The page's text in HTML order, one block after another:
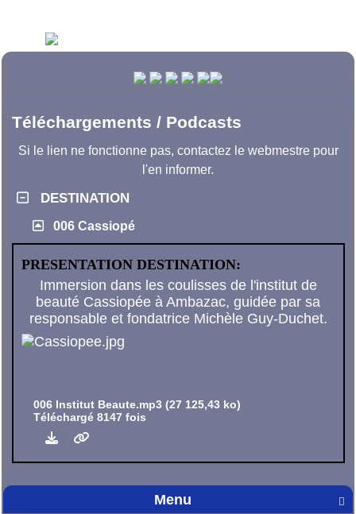

Menu
Téléchargements / Podcasts
Si le lien ne fonctionne pas, contactez le webmestre pour
l'en informer.
DESTINATION
006 Cassiopé
PRESENTATION DESTINATION:
Immersion dans les coulisses de l'institut de
beauté Cassiopée à Ambazac, guidée par sa
responsable et fondatrice Michèle Guy-Duchet.
006 Institut Beaute.mp3 (27 125,43 ko)
Téléchargé 8147 fois